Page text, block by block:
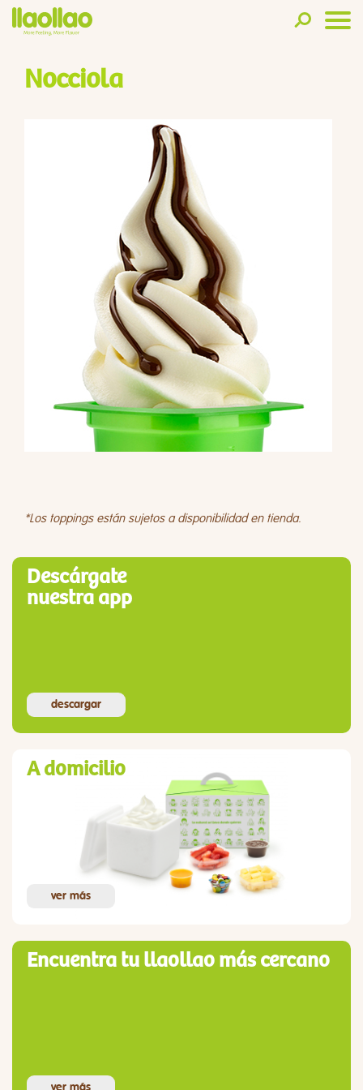
Nocciola
*Los toppings están sujetos a disponibilidad en tienda.
Descárgate
nuestra app
descargar
A domicilio
ver más
Encuentra tu llaollao más cercano
ver más